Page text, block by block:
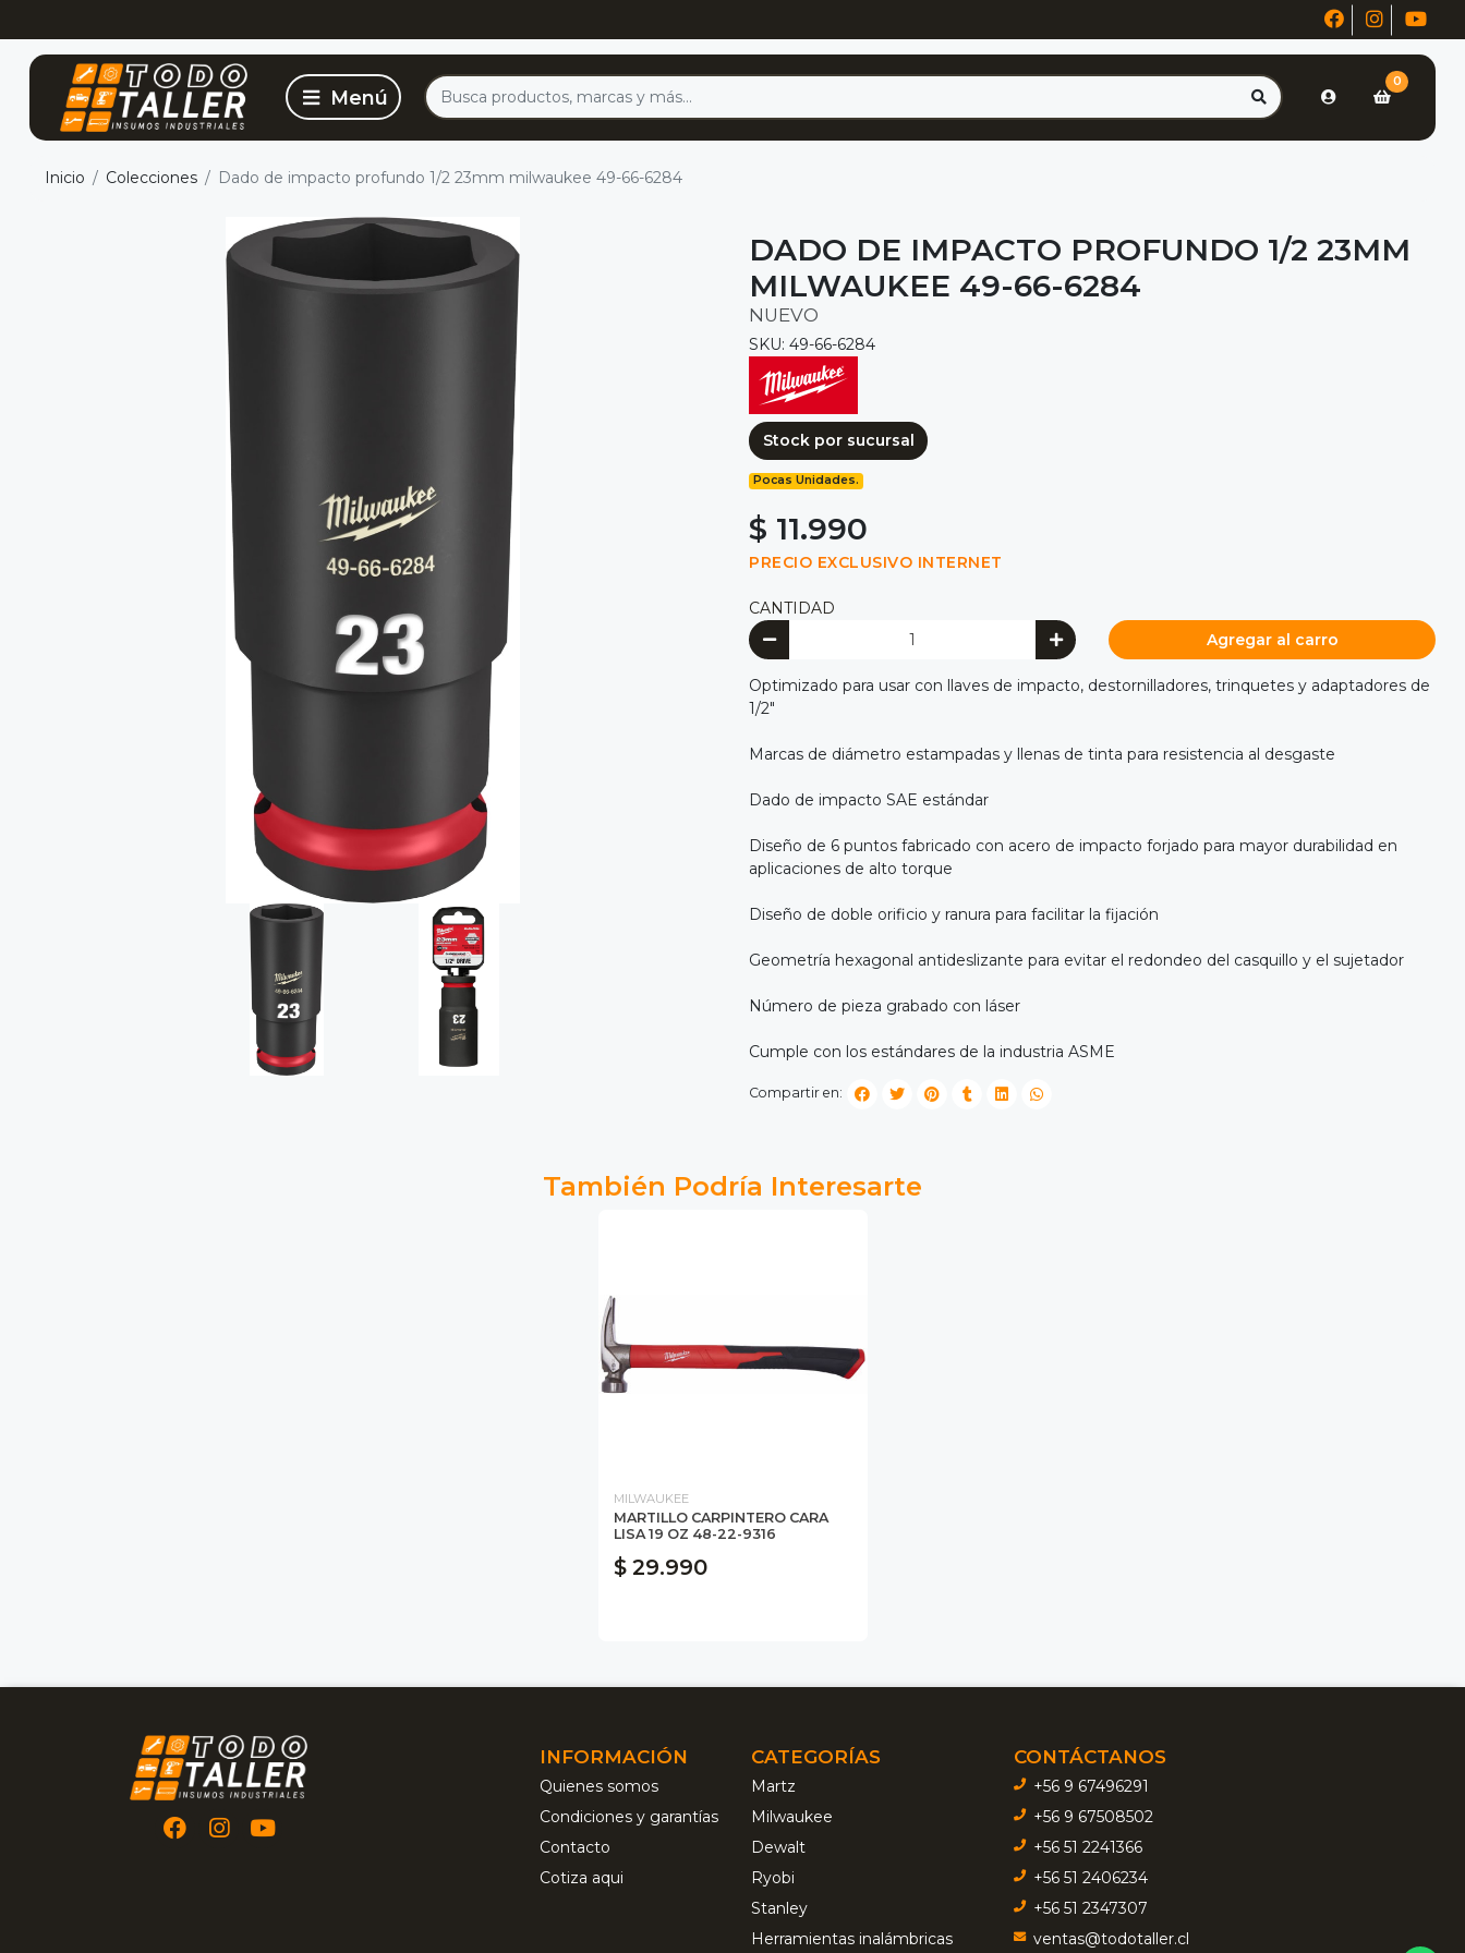
0
Inicio Colecciones Dado de impacto profundo 1/2 23mm milwaukee 49-66-6284
DADO DE IMPACTO PROFUNDO 1/2 23MM
MILWAUKEE 49-66-6284
NUEVO
SKU: 49-66-6284
Stock por sucursal
Pocas Unidades.
$ 11.990
PRECIO EXCLUSIVO INTERNET
CANTIDAD
Agregar al carro
Optimizado para usar con llaves de impacto, destornilladores, trinquetes y adaptadores de
1/2"
Marcas de diámetro estampadas y llenas de tinta para resistencia al desgaste
Dado de impacto SAE estándar
Diseño de 6 puntos fabricado con acero de impacto forjado para mayor durabilidad en
aplicaciones de alto torque
Diseño de doble orificio y ranura para facilitar la fijación
Geometría hexagonal antideslizante para evitar el redondeo del casquillo y el sujetador
Número de pieza grabado con láser
Cumple con los estándares de la industria ASME
Compartir en:
También Podría Interesarte
MILWAUKEE
MARTILLO CARPINTERO CARA
LISA 19 OZ 48-22-9316
$ 29.990
INFORMACIÓN
Quienes somos
Condiciones y garantías
Contacto
Cotiza aqui
CATEGORÍAS
Martz
Milwaukee
Dewalt
Ryobi
Stanley
Herramientas inalámbricas
CONTÁCTANOS
+56 9 67496291
+56 9 67508502
+56 51 2241366
+56 51 2406234
+56 51 2347307
ventas@todotaller.cl